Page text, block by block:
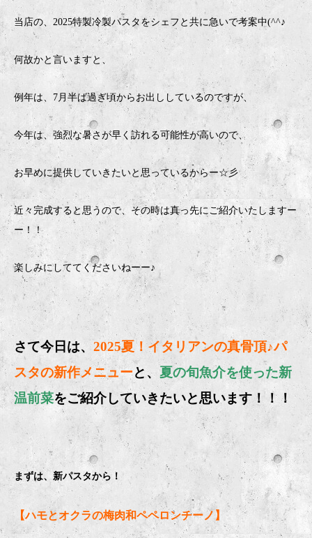
当店の、2025特製冷製パスタをシェフと共に急いで考案中(^^♪
何故かと言いますと、
例年は、7月半ば過ぎ頃からお出ししているのですが、
今年は、強烈な暑さが早く訪れる可能性が高いので、
お早めに提供していきたいと思っているからー☆彡
近々完成すると思うので、その時は真っ先にご紹介いたしますー
ー！！
楽しみにしててくださいねーー♪
さて今日は、 2025夏！イタリアンの真骨頂♪パ
スタの新作メニューと、 夏の旬魚介を使った新
温前菜をご紹介していきたいと思います！！！
まずは、新パスタから！
【ハモとオクラの梅肉和ペペロンチーノ】